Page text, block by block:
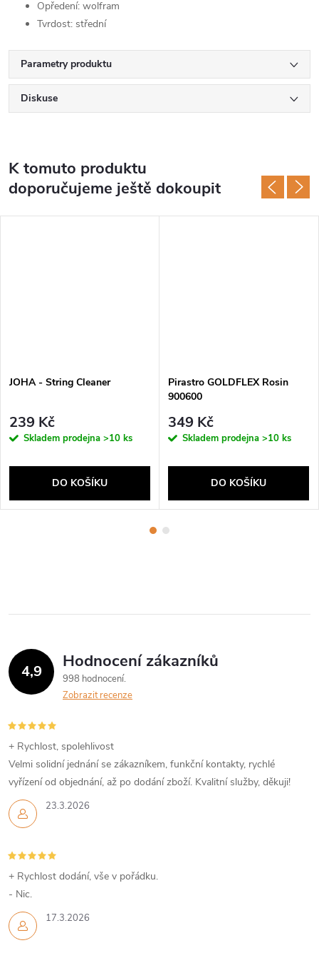
Opředení: wolfram
Tvrdost: střední
Parametry produktu
Diskuse
K tomuto produktu
doporučujeme ještě dokoupit
JOHA - String Cleaner
239 Kč
Skladem prodejna >10 ks
DO KOŠÍKU
Pirastro GOLDFLEX Rosin
900600
349 Kč
Skladem prodejna >10 ks
DO KOŠÍKU
4,9 Hodnocení zákazníků
998 hodnocení
Zobrazit recenze
23.3.2026
+ Rychlost, spolehlivost
Velmi solidní jednání se zákazníkem, funkční kontakty, rychlé
vyřízení od objednání, až po dodání zboží. Kvalitní služby, děkuji!
17.3.2026
+ Rychlost dodání, vše v pořádku.
- Nic.